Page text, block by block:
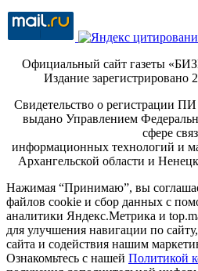
Официальный сайт газеты
Издание зарегистрировано
Свидетельство о регистрации
выдано Управлением
сфере
информационных технологий и
Архангельской области и
Нажимая “Принимаю”, вы
файлов cookie и сбор данных с
аналитики Яндекс.Метрика и
для улучшения навигации по
сайта и содействия нашим
Ознакомьтесь с нашей Политикой